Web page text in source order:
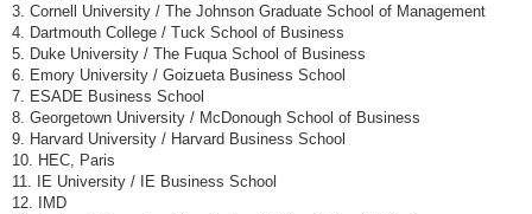
3. Cornell University / The Johnson Graduate School of Management
4. Dartmouth College / Tuck School of Business
5. Duke University / The Fuqua School of Business
6. Emory University / Goizueta Business School
7. ESADE Business School
8. Georgetown University / McDonough School of Business
9. Harvard University / Harvard Business School
10. HEC, Paris
11. IE University / IE Business School
12. IMD